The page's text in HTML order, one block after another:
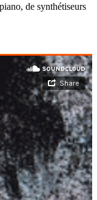
de synthétiseurs